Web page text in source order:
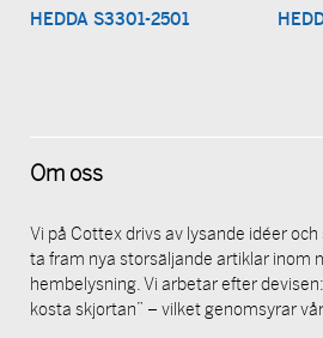
HEDDA S3301-2501
Om oss
Vi på Cottex drivs av lysande idéer
ta fram nya storsäljande artiklar inom
hembelysning. Vi arbetar efter
kosta skjortan” – vilket genomsyrar